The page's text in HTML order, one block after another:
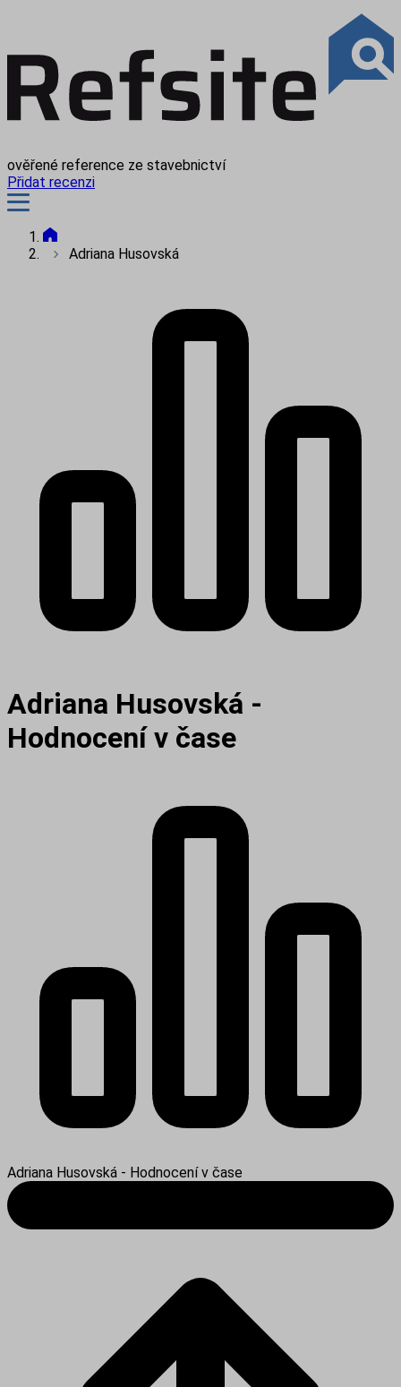
ověřené reference ze stavebnictví
Přidat recenzi
Adriana Husovská
Adriana Husovská -
Hodnocení v čase
Adriana Husovská - Hodnocení v čase